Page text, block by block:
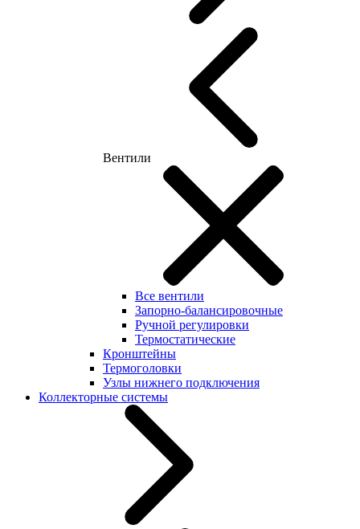
Вентили
Все вентили
Запорно-балансировочные
Ручной регулировки
Термостатические
Кронштейны
Термоголовки
Узлы нижнего подключения
Коллекторные системы